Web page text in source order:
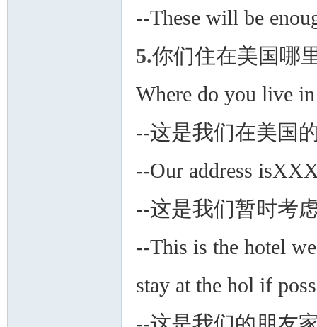
--These will be
5.你们住在美国哪
Where do you live
--这是我们在美国
--Our address
--这是我们暂时考
--This is the hotel
stay at the hol if